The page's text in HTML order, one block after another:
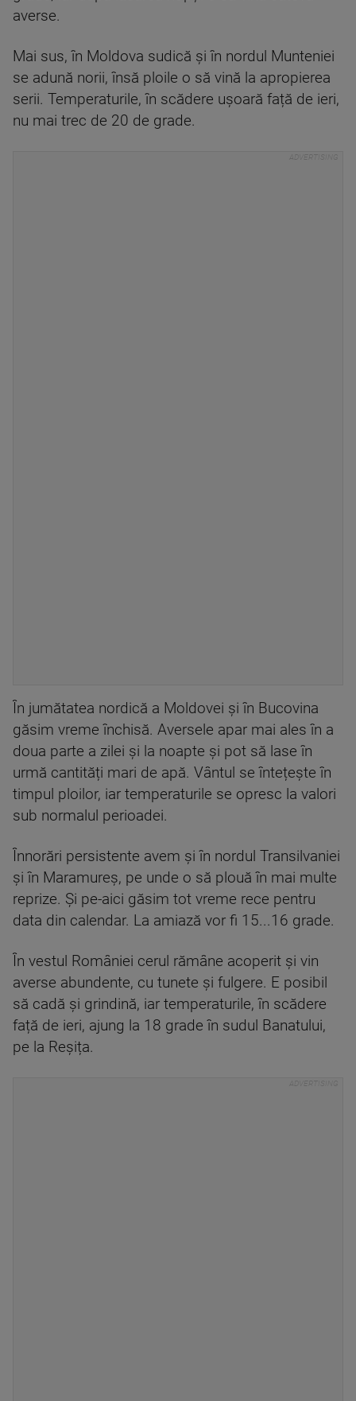
averse.
Mai sus, în Moldova sudică și în nordul Munteniei
se adună norii, însă ploile o să vină la apropierea
serii. Temperaturile, în scădere ușoară față de ieri,
nu mai trec de 20 de grade.
În jumătatea nordică a Moldovei și în Bucovina
găsim vreme închisă. Aversele apar mai ales în a
doua parte a zilei și la noapte și pot să lase în
urmă cantități mari de apă. Vântul se întețește în
timpul ploilor, iar temperaturile se opresc la valori
sub normalul perioadei.
Înnorări persistente avem și în nordul Transilvaniei
și în Maramureș, pe unde o să plouă în mai multe
reprize. Și pe-aici găsim tot vreme rece pentru
data din calendar. La amiază vor fi 15...16 grade.
În vestul României cerul rămâne acoperit și vin
averse abundente, cu tunete și fulgere. E posibil
să cadă și grindină, iar temperaturile, în scădere
față de ieri, ajung la 18 grade în sudul Banatului,
pe la Reșița.